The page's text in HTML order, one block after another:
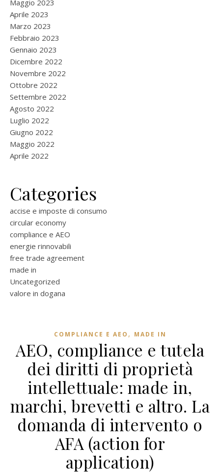
Maggio 2023
Aprile 2023
Marzo 2023
Febbraio 2023
Gennaio 2023
Dicembre 2022
Novembre 2022
Ottobre 2022
Settembre 2022
Agosto 2022
Luglio 2022
Giugno 2022
Maggio 2022
Aprile 2022
Categories
accise e imposte di consumo
circular economy
compliance e AEO
energie rinnovabili
free trade agreement
made in
Uncategorized
valore in dogana
COMPLIANCE E AEO , MADE IN
AEO, compliance e tutela
dei diritti di proprietà
intellettuale: made in,
marchi, brevetti e altro. La
domanda di intervento o
AFA (action for
application)